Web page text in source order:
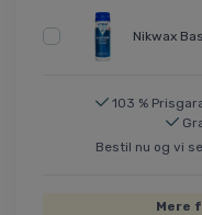
Nikwax
103 %
Bestil nu og vi
Mere